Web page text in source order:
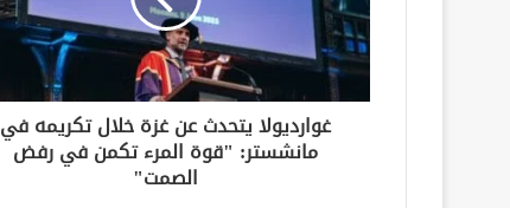
ت
ر
ن
غوارديولا يتحدث عن غزة خلال تكريمه في
مانشستر: "قوة المرء تكمن في رفض
الصمت"